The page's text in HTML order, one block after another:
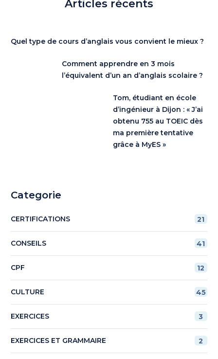
Articles récents
Quel type de cours d’anglais vous convient le mieux ?
Comment apprendre en 3 mois
l’équivalent d’un an d’anglais scolaire ?
Tom, étudiant en école
d’ingénieur à Dijon : « J’ai
obtenu 755 au TOEIC dès
ma première tentative
grâce à MyES »
Categorie
CERTIFICATIONS 21
CONSEILS 41
CPF 12
CULTURE 45
EXERCICES 3
EXERCICES ET GRAMMAIRE 2